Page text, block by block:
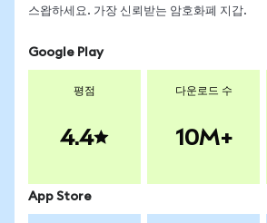
스왑하세요. 가장 신뢰받는 암호화폐 지갑.
Google Play
평점
4.4
다운로드 수
10M+
App Store